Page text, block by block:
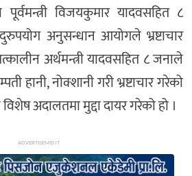
विजयकुमार यादवसहित ८
अनुसन्धान आयोगले भ्रष्टाचार
अर्थमन्त्री यादवसहित ८ जनाले
हानी, नोक्शानी गरी भ्रष्टाचार गरेको
अदालतमा मुद्दा दायर गरेको हो ।
ADVERTISEMENT